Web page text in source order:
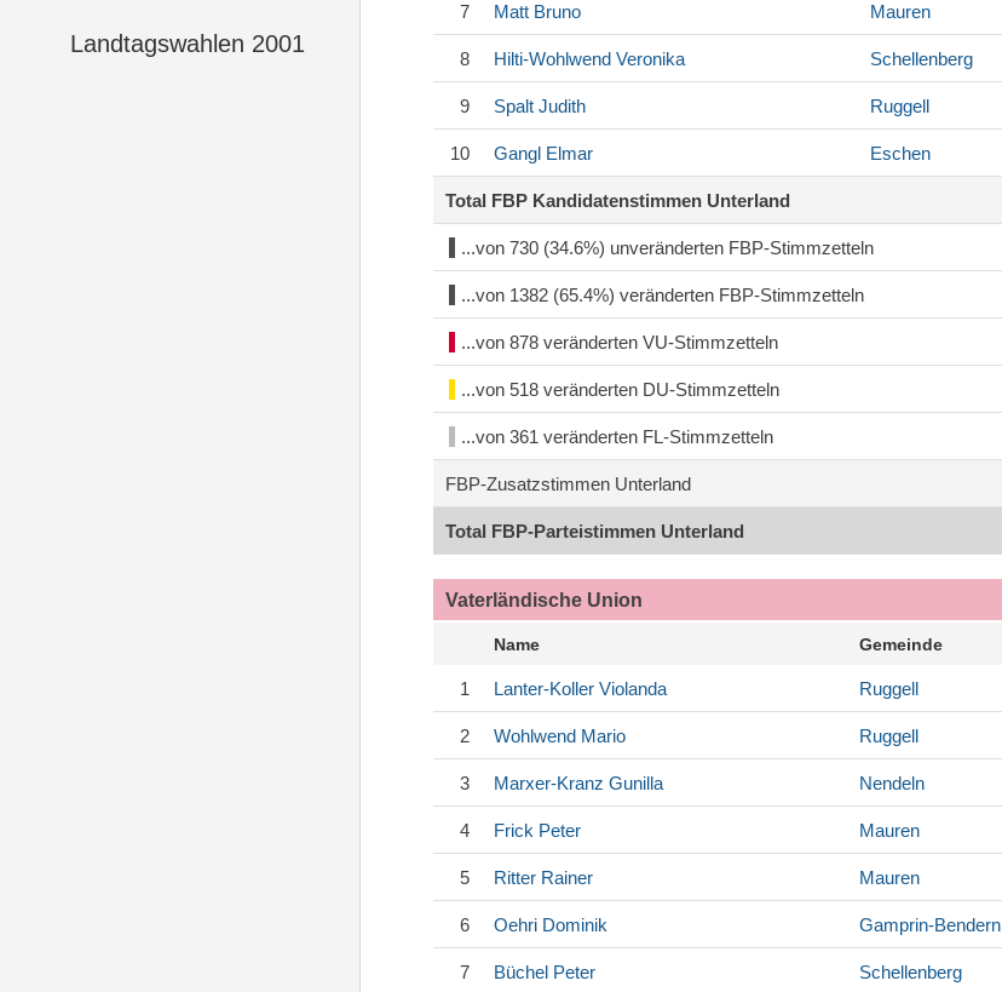
Landtagswahlen 2001
7 Matt Bruno Mauren
8 Hilti-Wohlwend Veronika Schellenberg
9 Spalt Judith Ruggell
10 Gangl Elmar Eschen
Total FBP Kandidatenstimmen Unterland
...von 730 (34.6%) unveränderten FBP-Stimmzetteln
...von 1382 (65.4%) veränderten FBP-Stimmzetteln
...von 878 veränderten VU-Stimmzetteln
...von 518 veränderten DU-Stimmzetteln
...von 361 veränderten FL-Stimmzetteln
FBP-Zusatzstimmen Unterland
Total FBP-Parteistimmen Unterland
Vaterländische Union
Name Gemeinde
1 Lanter-Koller Violanda Ruggell
2 Wohlwend Mario Ruggell
3 Marxer-Kranz Gunilla Nendeln
4 Frick Peter Mauren
5 Ritter Rainer Mauren
6 Oehri Dominik Gamprin-Bendern
7 Büchel Peter Schellenberg